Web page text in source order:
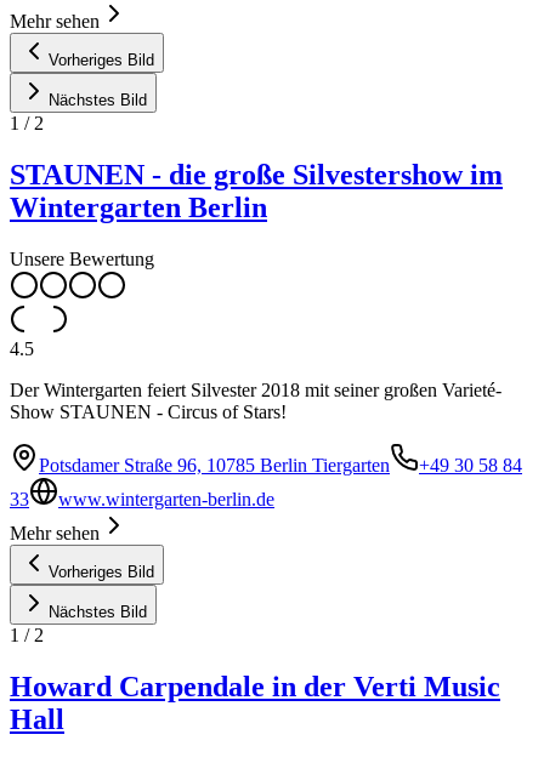
Mehr sehen
Vorheriges Bild
Nächstes Bild
1 / 2
STAUNEN - die große Silvestershow im
Wintergarten Berlin
Unsere Bewertung
4.5
Der Wintergarten feiert Silvester 2018 mit seiner großen Varieté-
Show STAUNEN - Circus of Stars!
Potsdamer Straße 96, 10785 Berlin Tiergarten
+49 30 58 84
33
www.wintergarten-berlin.de
Mehr sehen
Vorheriges Bild
Nächstes Bild
1 / 2
Howard Carpendale in der Verti Music
Hall